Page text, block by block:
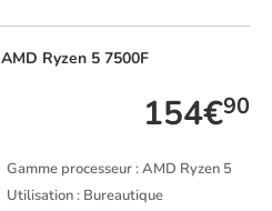
AMD Ryzen 5 7500F
154€90
Gamme processeur : AMD Ryzen 5
Utilisation : Bureautique